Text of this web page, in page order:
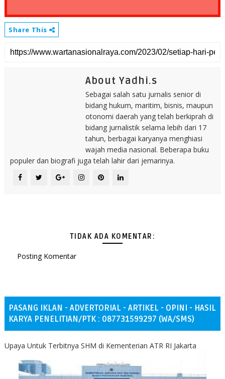
Share This
About Yadhi.s
Sebagai salah satu jurnalis senior di
bidang hukum, maritim, bisnis, maupun
otonomi daerah yang telah berkiprah di
bidang jurnalistik selama lebih dari 17
tahun, berbagai karyanya menghiasi
wajah media nasional. Beberapa buku
populer dan biografi juga telah lahir dari jemarinya.
TIDAK ADA KOMENTAR:
Posting Komentar
PASANG IKLAN - ADVERTORIAL - ARTIKEL - OPINI - HASIL
KARYA PENELITIAN/PTK : 087731599297 (WA/SMS)
Upaya Untuk Terbitnya SHM di Kementerian ATR RI Jakarta